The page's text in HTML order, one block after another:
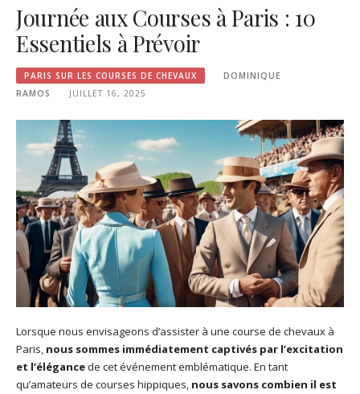
Journée aux Courses à Paris : 10
Essentiels à Prévoir
PARIS SUR LES COURSES DE CHEVAUX
DOMINIQUE
RAMOS
JUILLET 16, 2025
Lorsque nous envisageons d’assister à une course de chevaux à
Paris, nous sommes immédiatement captivés par l’excitation
et l’élégancede cet événement emblématique. En tant
qu’amateurs de courses hippiques, nous savons combien il est